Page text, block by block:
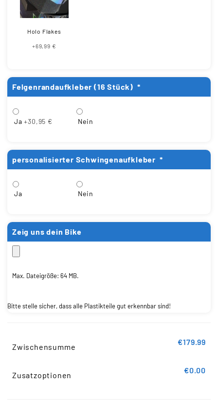
Holo Flakes
+69,99 €
Felgenrandaufkleber (16 Stück) *
Ja +30,95 € Nein
personalisierter Schwingenaufkleber *
Ja Nein
Zeig uns dein Bike
Max. Dateigröße: 64 MB.
Bitte stelle sicher, dass alle Plastikteile gut erkennbar sind!
Zwischensumme
€179.99
Zusatzoptionen
€0.00